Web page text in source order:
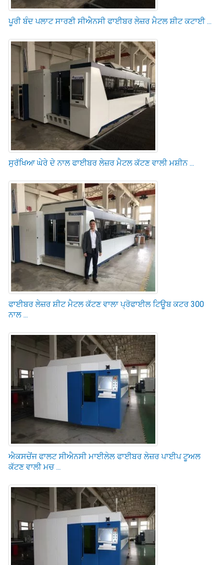
ਪੂਰੀ ਬੰਦ ਪਲਾਟ ਸਾਰਣੀ ਸੀਐਨਸੀ ਫਾਈਬਰ ਲੇਜ਼ਰ ਮੈਟਲ ਸ਼ੀਟ ਕਟਾਈ ...
ਸੁਰੱਖਿਆ ਘੇਰੇ ਦੇ ਨਾਲ ਫਾਈਬਰ ਲੇਜ਼ਰ ਮੈਟਲ ਕੱਟਣ ਵਾਲੀ ਮਸ਼ੀਨ ...
ਫਾਈਬਰ ਲੇਜ਼ਰ ਸ਼ੀਟ ਮੈਟਲ ਕੱਟਣ ਵਾਲਾ ਪ੍ਰੋਫਾਈਲ ਟਿਊਬ ਕਟਰ 300
ਨਾਲ ...
ਐਕਸਚੇਂਜ ਫਾਲਟ ਸੀਐਨਸੀ ਮਾਈਲੇਲ ਫਾਈਬਰ ਲੇਜ਼ਰ ਪਾਈਪ ਟੂਅਲ
ਕੱਟਣ ਵਾਲੀ ਮਚ ...